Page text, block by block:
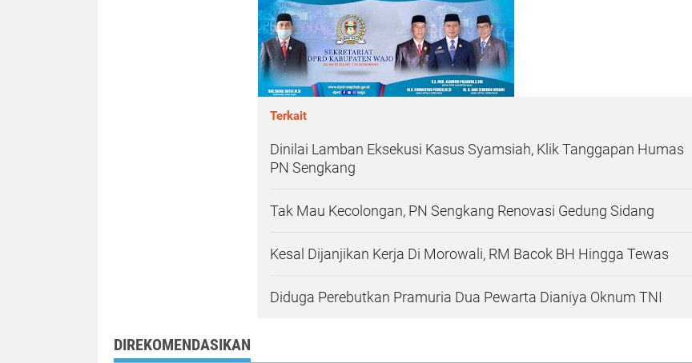
Terkait
Dinilai Lamban Eksekusi Kasus Syamsiah, Klik Tanggapan Humas
PN Sengkang
Tak Mau Kecolongan, PN Sengkang Renovasi Gedung Sidang
Kesal Dijanjikan Kerja Di Morowali, RM Bacok BH Hingga Tewas
Diduga Perebutkan Pramuria Dua Pewarta Dianiya Oknum TNI
DIREKOMENDASIKAN